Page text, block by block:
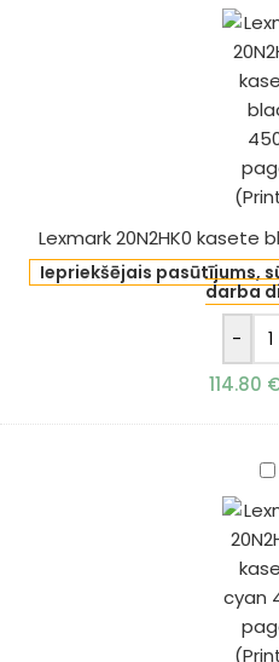
Lexmark 20N2HK0 kasete
Iepriekšējais pasūtījums,
darba
-
114.80